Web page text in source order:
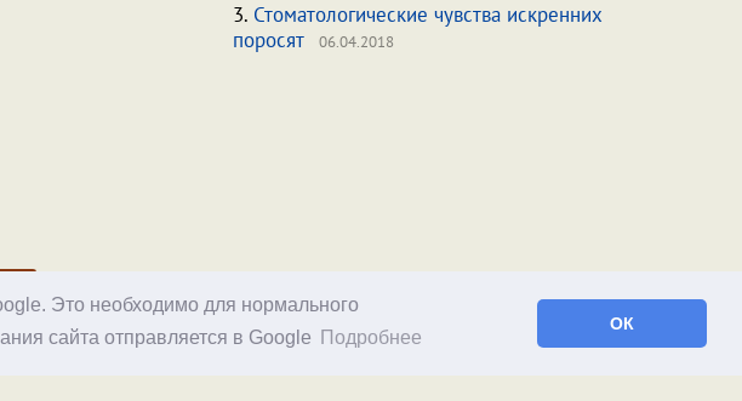
Это необходимо для нормального
сайта отправляется в Google
Подробнее
ОК
3. Стоматологические чувства искренних
поросят
06.04.2018
RSS блога